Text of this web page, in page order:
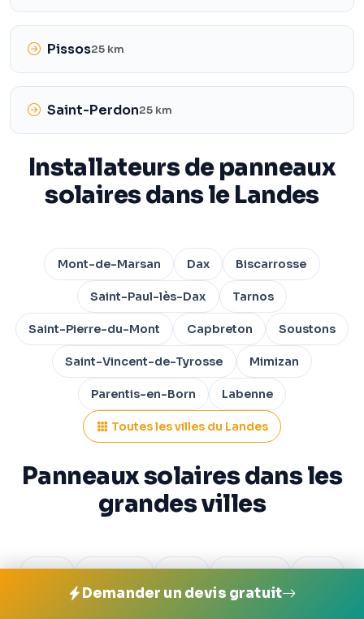
Pissos25 km
Saint-Perdon25 km
Installateurs de panneaux
solaires dans le Landes
Mont-de-Marsan Dax Biscarrosse
Saint-Paul-lès-Dax Tarnos
Saint-Pierre-du-Mont Capbreton Soustons
Saint-Vincent-de-Tyrosse Mimizan
Parentis-en-Born Labenne
Toutes les villes du Landes
Panneaux solaires dans les
grandes villes
Paris Marseille Lyon Toulouse Nice
Demander un devis gratuit